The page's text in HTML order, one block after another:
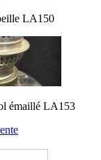
LA150
émaillé LA153